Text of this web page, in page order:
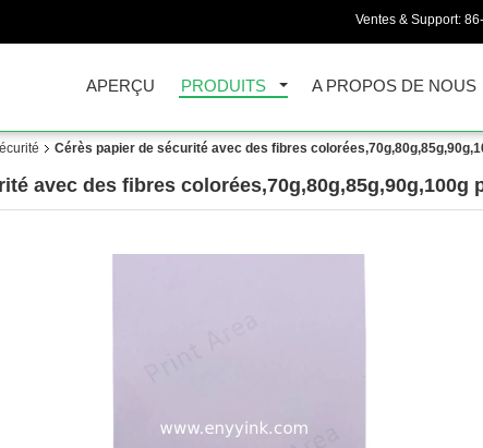
Ventes & Support:
APERÇU PRODUITS A PROPOS DE NOUS
Cérès papier de sécurité avec des fibres
avec des fibres colorées,70g,80g,85g,90g,100g